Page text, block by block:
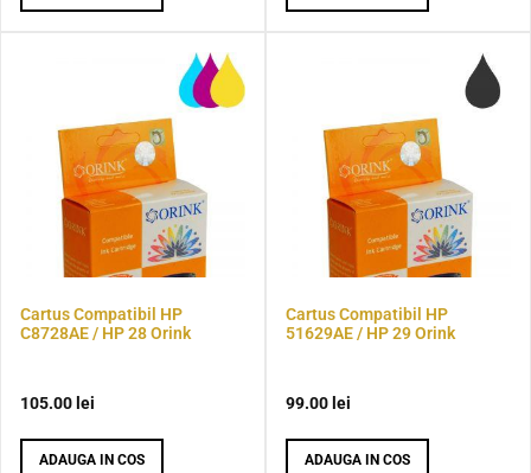
Cartus Compatibil HP
C8728AE / HP 28 Orink
105.00 lei
ADAUGA IN COS
Cartus Compatibil HP
51629AE / HP 29 Orink
99.00 lei
ADAUGA IN COS